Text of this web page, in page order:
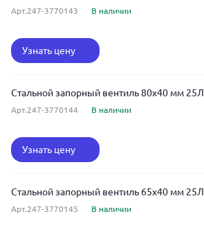
Арт.247-3770143 В наличии
Узнать цену
Стальной запорный вентиль 80x40 мм 25Л
Арт.247-3770144 В наличии
Узнать цену
Стальной запорный вентиль 65x40 мм 25Л
Арт.247-3770145 В наличии